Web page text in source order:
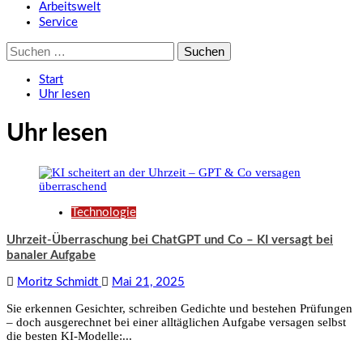
Arbeitswelt
Service
Suche
nach:
Start
Uhr lesen
Uhr lesen
Technologie
Uhrzeit-Überraschung bei ChatGPT und Co – KI versagt bei
banaler Aufgabe
Moritz Schmidt Mai 21, 2025
Sie erkennen Gesichter, schreiben Gedichte und bestehen Prüfungen
– doch ausgerechnet bei einer alltäglichen Aufgabe versagen selbst
die besten KI-Modelle:...